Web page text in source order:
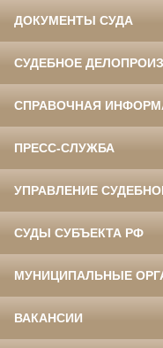
ДОКУМЕНТЫ СУДА
СУДЕБНОЕ
СПРАВОЧНАЯ
ПРЕСС-СЛУЖБА
УПРАВЛЕНИЕ
СУДЫ СУБЪЕКТА РФ
МУНИЦИПАЛЬНЫЕ
ВАКАНСИИ